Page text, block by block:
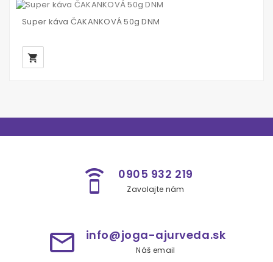
Super káva ČAKANKOVÁ 50g DNM
local_grocery_store
speaker_phone 0905 932 219
Zavolajte nám
mail_outline info@joga-ajurveda.sk
Náš email